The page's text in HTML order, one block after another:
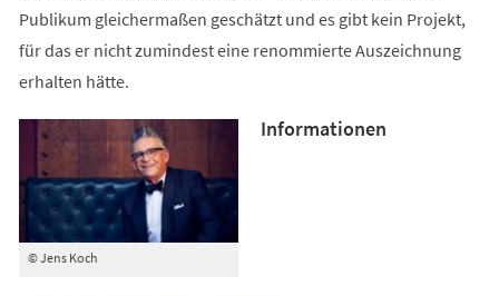
Publikum gleichermaßen geschätzt und es gibt kein Projekt,
für das er nicht zumindest eine renommierte Auszeichnung
erhalten hätte.
© Jens Koch
Informationen